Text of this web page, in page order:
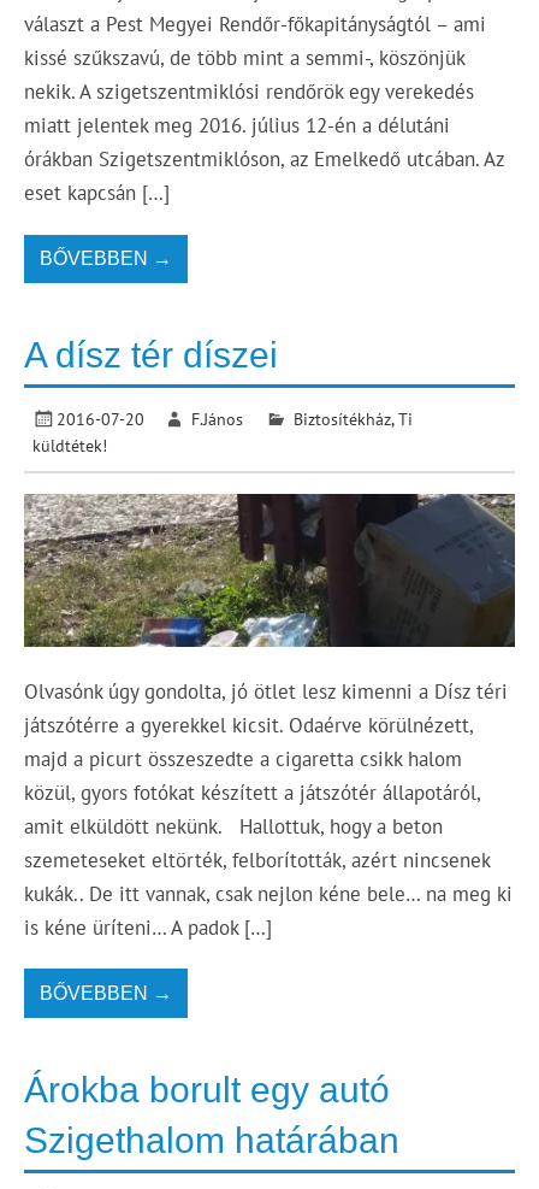
választ a Pest Megyei Rendőr-főkapitányságtól – ami
kissé szűkszavú, de több mint a semmi-, köszönjük
nekik. A szigetszentmiklósi rendőrök egy verekedés
miatt jelentek meg 2016. július 12-én a délutáni
órákban Szigetszentmiklóson, az Emelkedő utcában. Az
eset kapcsán […]
BŐVEBBEN →
A dísz tér díszei
2016-07-20 F.János Biztosítékház,Ti
küldtétek!
Olvasónk úgy gondolta, jó ötlet lesz kimenni a Dísz téri
játszótérre a gyerekkel kicsit. Odaérve körülnézett,
majd a picurt összeszedte a cigaretta csikk halom
közül, gyors fotókat készített a játszótér állapotáról,
amit elküldött nekünk. Hallottuk, hogy a beton
szemeteseket eltörték, felborították, azért nincsenek
kukák.. De itt vannak, csak nejlon kéne bele… na meg ki
is kéne üríteni… A padok […]
BŐVEBBEN →
Árokba borult egy autó
Szigethalom határában